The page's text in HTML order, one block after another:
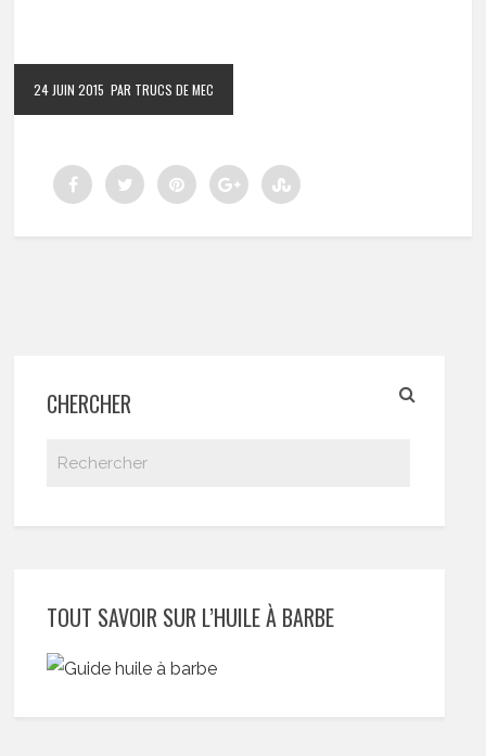
24 JUIN 2015 PAR TRUCS DE MEC
CHERCHER
TOUT SAVOIR SUR L’HUILE À BARBE